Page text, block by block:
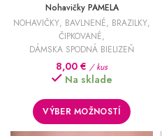
Nohavičky PAMELA
NOHAVIČKY, BAVLNENÉ, BRAZILKY,
ČIPKOVANÉ,
DÁMSKA SPODNÁ BIELIZEŇ
8,00 € / kus
Na sklade
VÝBER MOŽNOSTÍ